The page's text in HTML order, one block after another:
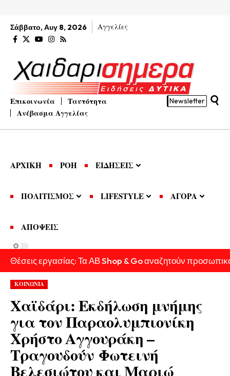
Σάββατο, Αυγ 8, 2026 Αγγελίες
Επικοινωνία
Ταυτότητα
Ανέβασμα Αγγελίας
Newsletter
ΑΡΧΙΚΗ ΡΟΗ ΕΙΔΗΣΕΙΣ
ΠΟΛΙΤΙΣΜΟΣ LIFESTYLE ΑΓΟΡΑ
ΑΠΟΨΕΙΣ
Θέσεις εργασίας: Τα ΑΒ Shop & Go αναζητούν
ΚΟΙΝΩΝΙΑ
Χαϊδάρι: Εκδήλωση μνήμης
για τον Παραολυμπιονίκη
Χρήστο Αγγουράκη –
Τραγουδούν Φωτεινή
Βελεσιώτου και Μαριώ